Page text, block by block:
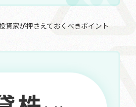
資家が押さえておくべきポイント